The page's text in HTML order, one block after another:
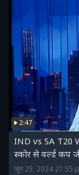
2:47
IND vs SA T20
स्कोर से वर्ल्ड कप
जून 29, 2024 21:55